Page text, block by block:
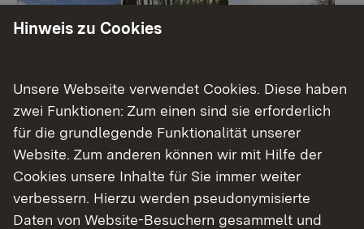
Show larger versionShow larger versionShow larger version
Informieren Sie sich!
Externer Link:
Unterlagen zum fertig gestellten
Managementplan
Hinweis zu Cookies
Unsere Webseite verwendet Cookies. Diese haben
zwei Funktionen: Zum einen sind sie erforderlich
für die grundlegende Funktionalität unserer
Website. Zum anderen können wir mit Hilfe der
Cookies unsere Inhalte für Sie immer weiter
verbessern. Hierzu werden pseudonymisierte
Daten von Website-Besuchern gesammelt und